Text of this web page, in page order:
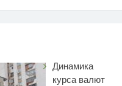
Динамика
курса валют